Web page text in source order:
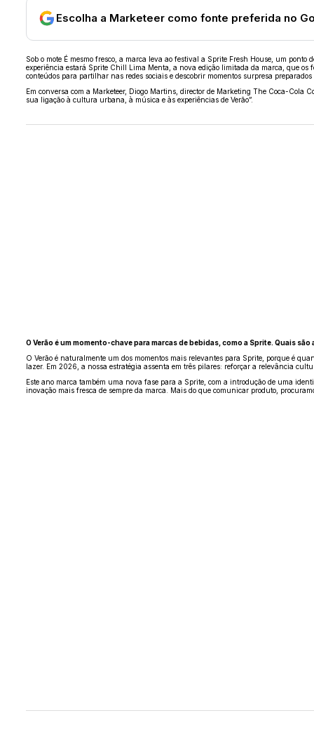
Escolha a Marketeer como fonte preferida no
Sob o mote É mesmo fresco, a marca leva ao festival a Sprite Fresh House, um
experiência estará Sprite Chill Lima Menta, a nova edição limitada da marca, que os
conteúdos para partilhar nas redes sociais e descobrir momentos surpresa
Em conversa com a Marketeer, Diogo Martins, director de Marketing The Coca-
sua ligação à cultura urbana, à música e às experiências de Verão”.
O Verão é um momento-chave para marcas de bebidas, como a Sprite. Quais
O Verão é naturalmente um dos momentos mais relevantes para Sprite, porque é
lazer. Em 2026, a nossa estratégia assenta em três pilares: reforçar a relevância
Este ano marca também uma nova fase para a Sprite, com a introdução de uma
inovação mais fresca de sempre da marca. Mais do que comunicar produto,